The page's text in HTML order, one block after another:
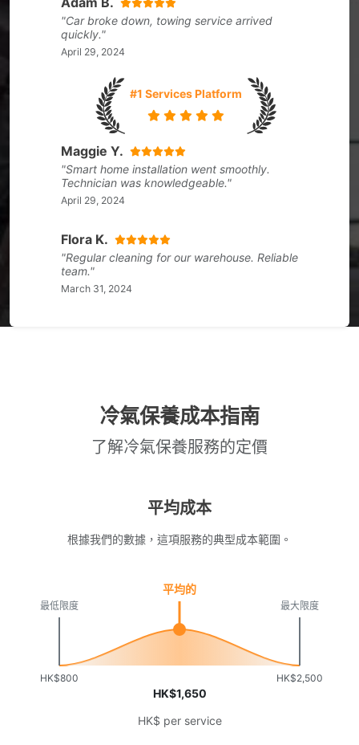
"Car broke down, towing service arrived
quickly."
April 29, 2024
#1 Services Platform
Maggie Y.
"Smart home installation went smoothly.
Technician was knowledgeable."
April 29, 2024
Flora K.
"Regular cleaning for our warehouse. Reliable
team."
March 31, 2024
冷氣保養成本指南
了解冷氣保養服務的定價
平均成本
根據我們的數據，這項服務的典型成本範圍。
HK$800
最低限度
HK$2,500
最大限度
平均的
HK$1,650
HK$ per service